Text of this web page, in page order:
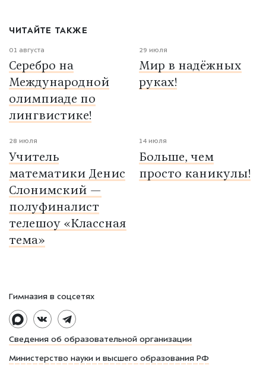
ЧИТАЙТЕ ТАКЖЕ
01 августа
Серебро на
Международной
олимпиаде по
лингвистике!
29 июля
Мир в надёжных
руках!
28 июля
Учитель
математики Денис
Слонимский —
полуфиналист
телешоу «Классная
тема»
14 июля
Больше, чем
просто каникулы!
Сведения об образовательной организации
Министерство науки и высшего образования РФ
Гимназия в соцсетях